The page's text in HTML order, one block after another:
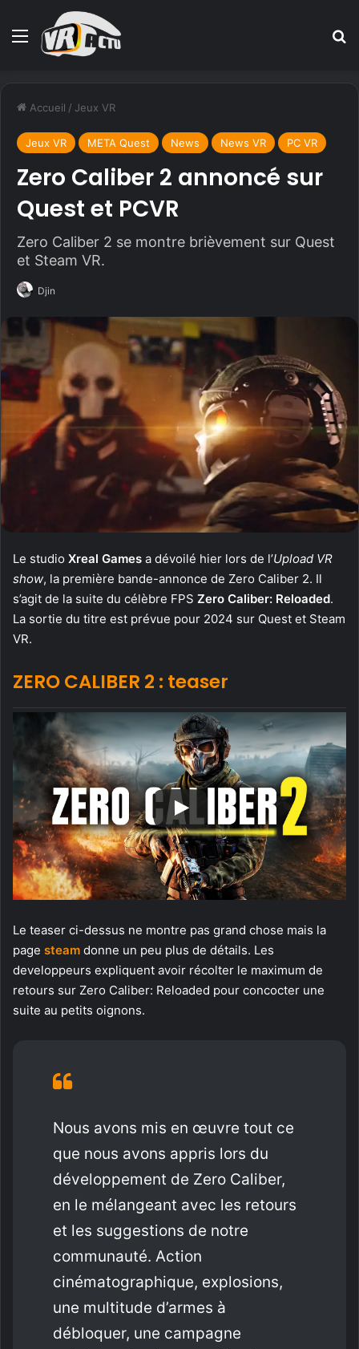
Menu
Accueil / Jeux VR
Jeux VR META Quest News News VR PC VR
Zero Caliber 2 annoncé sur
Quest et PCVR
Zero Caliber 2 se montre brièvement sur Quest
et Steam VR.
Djin
Le studio Xreal Games a dévoilé hier lors de l’Upload VR
show, la première bande-annonce de Zero Caliber 2. Il
s’agit de la suite du célèbre FPS Zero Caliber: Reloaded.
La sortie du titre est prévue pour 2024 sur Quest et Steam
VR.
ZERO CALIBER 2 : teaser
Le teaser ci-dessus ne montre pas grand chose mais la
page steam donne un peu plus de détails. Les
developpeurs expliquent avoir récolter le maximum de
retours sur Zero Caliber: Reloaded pour concocter une
suite au petits oignons.
Nous avons mis en œuvre tout ce
que nous avons appris lors du
développement de Zero Caliber,
en le mélangeant avec les retours
et les suggestions de notre
communauté. Action
cinématographique, explosions,
une multitude d’armes à
débloquer, une campagne